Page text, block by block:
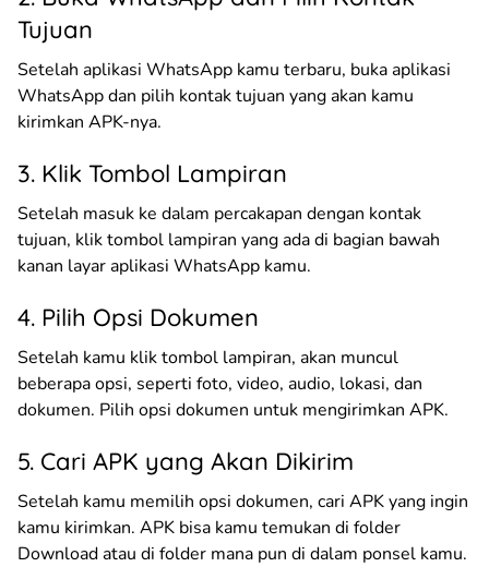
Tujuan
Setelah aplikasi WhatsApp kamu terbaru, buka aplikasi
WhatsApp dan pilih kontak tujuan yang akan kamu
kirimkan APK-nya.
3. Klik Tombol Lampiran
Setelah masuk ke dalam percakapan dengan kontak
tujuan, klik tombol lampiran yang ada di bagian bawah
kanan layar aplikasi WhatsApp kamu.
4. Pilih Opsi Dokumen
Setelah kamu klik tombol lampiran, akan muncul
beberapa opsi, seperti foto, video, audio, lokasi, dan
dokumen. Pilih opsi dokumen untuk mengirimkan APK.
5. Cari APK yang Akan Dikirim
Setelah kamu memilih opsi dokumen, cari APK yang ingin
kamu kirimkan. APK bisa kamu temukan di folder
Download atau di folder mana pun di dalam ponsel kamu.